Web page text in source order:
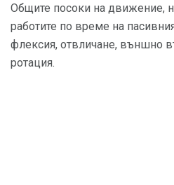
Общите посоки на движение,
работите по време на
флексия, отвличане, външно
ротация.